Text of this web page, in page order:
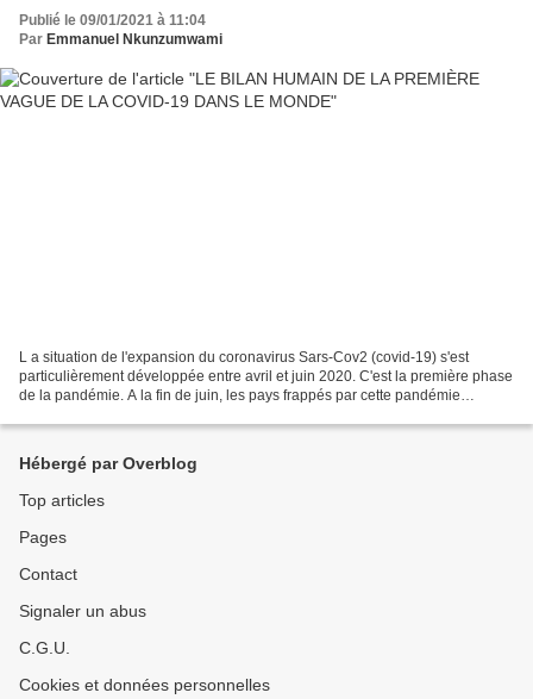
Publié le 09/01/2021 à 11:04
Par Emmanuel Nkunzumwami
L a situation de l'expansion du coronavirus Sars-Cov2 (covid-19) s'est
particulièrement développée entre avril et juin 2020. C'est la première phase
de la pandémie. A la fin de juin, les pays frappés par cette pandémie
Hébergé par Overblog
Top articles
Pages
Contact
Signaler un abus
C.G.U.
Cookies et données personnelles